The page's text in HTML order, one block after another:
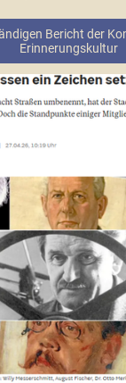
Bericht der
Erinnerungskultur